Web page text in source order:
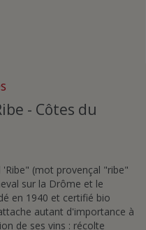
- Côtes du
(mot provençal "ribe"
sur la Drôme et le
en 1940 et certifié bio
autant d'importance à
de ses vins : récolte